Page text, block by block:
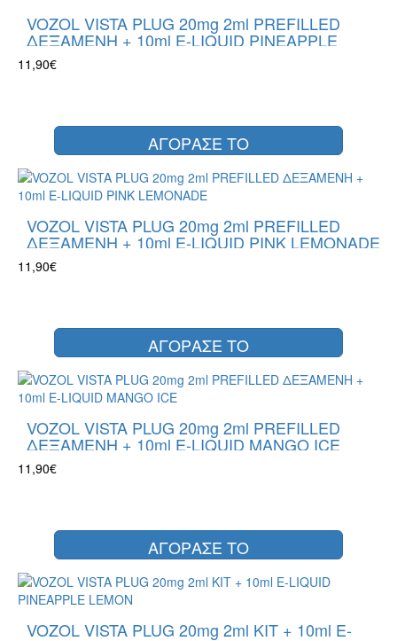
VOZOL VISTA PLUG 20mg 2ml PREFILLED
ΔΕΞΑΜΕΝΗ + 10ml E-LIQUID PINEAPPLE
LEMON
11,90€
ΑΓΟΡΑΣΕ ΤΟ
VOZOL VISTA PLUG 20mg 2ml PREFILLED
ΔΕΞΑΜΕΝΗ + 10ml E-LIQUID PINK LEMONADE
11,90€
ΑΓΟΡΑΣΕ ΤΟ
VOZOL VISTA PLUG 20mg 2ml PREFILLED
ΔΕΞΑΜΕΝΗ + 10ml E-LIQUID MANGO ICE
11,90€
ΑΓΟΡΑΣΕ ΤΟ
VOZOL VISTA PLUG 20mg 2ml KIT + 10ml E-